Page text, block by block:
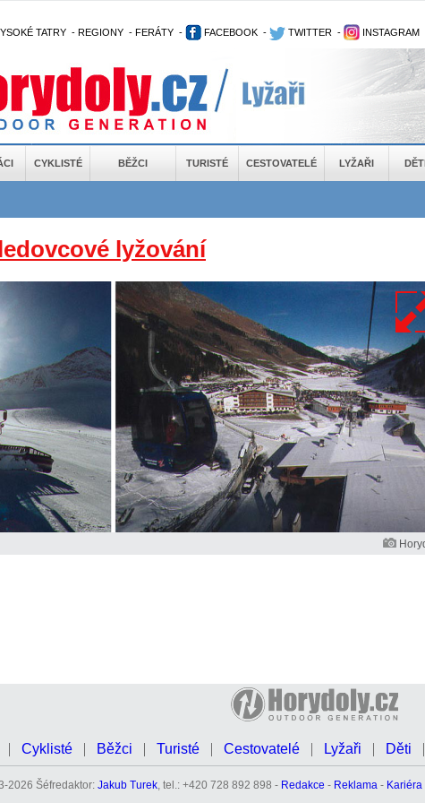
TATRY - REGIONY - FERÁTY - FACEBOOK - TWITTER - INSTAGRAM
CYKLISTÉ BĚŽCI TURISTÉ CESTOVATELÉ LYŽAŘI
lyžování
Cyklisté Běžci Turisté Cestovatelé Lyžaři Děti
2026 Šéfredaktor: Jakub Turek, tel.: +420 728 892 898 - Redakce - Reklama - Kariéra